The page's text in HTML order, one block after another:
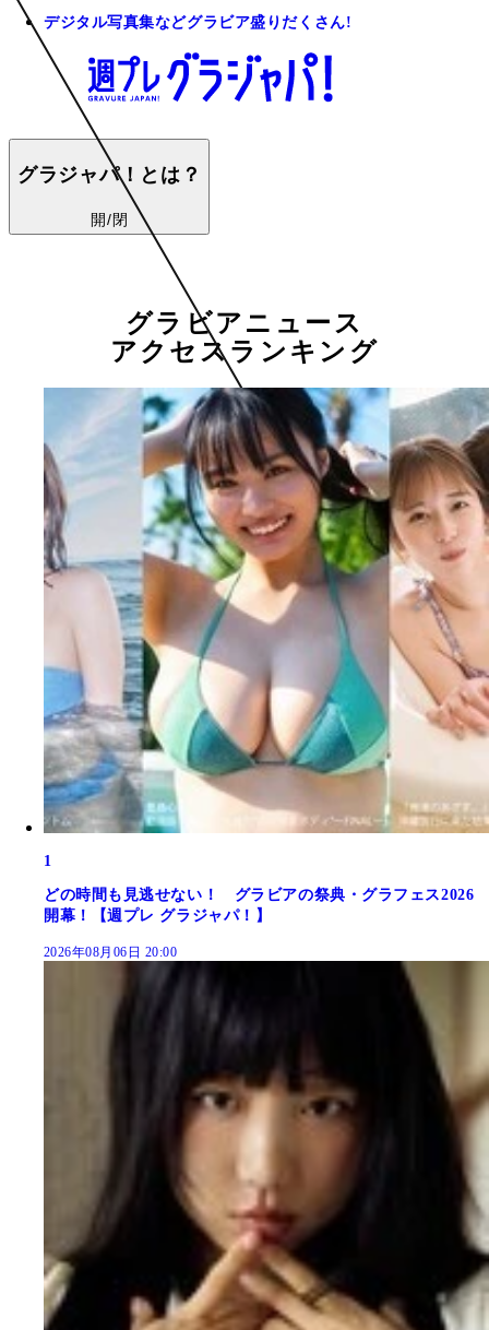
デジタル写真集などグラビア盛りだくさん!
グラジャパ！とは？
開/閉
グラビアニュース
アクセスランキング
1
どの時間も見逃せない！ グラビアの祭典・グラフェス2026
開幕！【週プレ グラジャパ！】
2026年08月06日 20:00